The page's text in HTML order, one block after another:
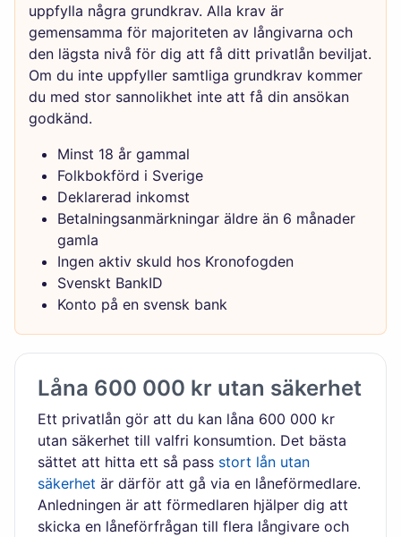
uppfylla några grundkrav. Alla krav är
gemensamma för majoriteten av långivarna och
den lägsta nivå för dig att få ditt privatlån beviljat.
Om du inte uppfyller samtliga grundkrav kommer
du med stor sannolikhet inte att få din ansökan
godkänd.
Minst 18 år gammal
Folkbokförd i Sverige
Deklarerad inkomst
Betalningsanmärkningar äldre än 6 månader
gamla
Ingen aktiv skuld hos Kronofogden
Svenskt BankID
Konto på en svensk bank
Låna 600 000 kr utan säkerhet
Ett privatlån gör att du kan låna 600 000 kr
utan säkerhet till valfri konsumtion. Det bästa
sättet att hitta ett så pass stort lån utan
säkerhet är därför att gå via en låneförmedlare.
Anledningen är att förmedlaren hjälper dig att
skicka en låneförfrågan till flera långivare och